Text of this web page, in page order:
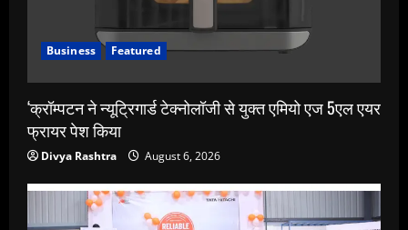
Business Featured
‘क्रॉम्पटन ने न्यूट्रिगार्ड टेक्नोलॉजी से युक्त एमियो एज 5एल एयर
फ्रायर पेश किया
Divya Rashtra August 6, 2026